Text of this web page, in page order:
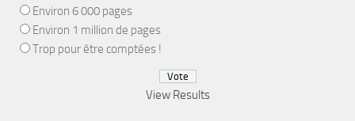
Environ 6 000 pages
Environ 1 million de pages
Trop pour être comptées !
View Results